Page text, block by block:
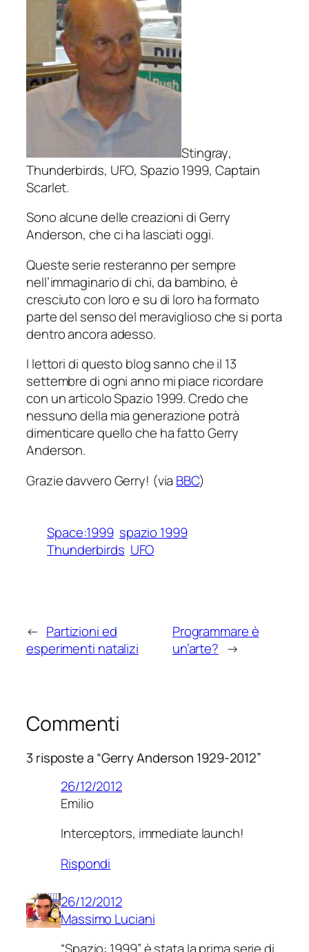
Stingray,
Thunderbirds, UFO,Spazio 1999, Captain
Scarlet.
Sono alcune delle creazioni di Gerry
Anderson, che ci ha lasciati oggi.
Queste serie resteranno per sempre
nell’immaginario di chi, da bambino, è
cresciuto con loro e su di loro ha formato
parte del senso del meraviglioso che si porta
dentro ancora adesso.
I lettori di questo blog sanno che il 13
settembre di ogni anno mi piace ricordare
con un articoloSpazio 1999. Credo che
nessuno della mia generazione potrà
dimenticare quello che ha fatto Gerry
Anderson.
Grazie davvero Gerry! (via BBC)
Space:1999 spazio 1999
Thunderbirds UFO
← Partizioni ed
esperimenti natalizi
Programmare è
un’arte? →
Commenti
3 risposte a “Gerry Anderson 1929-2012”
26/12/2012
Emilio
Interceptors, immediate launch!
Rispondi
26/12/2012
Massimo Luciani